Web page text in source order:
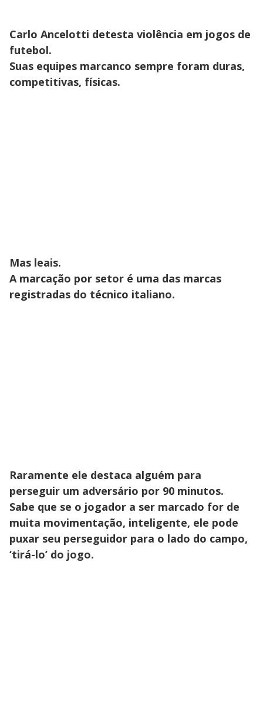
Carlo Ancelotti detesta violência em jogos de
futebol.
Suas equipes marcanco sempre foram duras,
competitivas, físicas.
Mas leais.
A marcação por setor é uma das marcas
registradas do técnico italiano.
Raramente ele destaca alguém para
perseguir um adversário por 90 minutos.
Sabe que se o jogador a ser marcado for de
muita movimentação, inteligente, ele pode
puxar seu perseguidor para o lado do campo,
‘tirá-lo’ do jogo.